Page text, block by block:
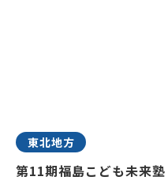
東北地方
第11期福島こども未来